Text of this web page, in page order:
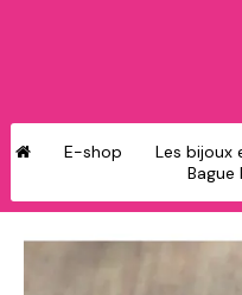
E-shop Les bijoux
Bague